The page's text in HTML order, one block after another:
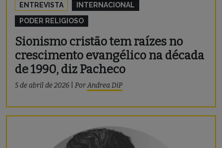
ENTREVISTA
INTERNACIONAL
PODER RELIGIOSO
Sionismo cristão tem raízes no
crescimento evangélico na década
de 1990, diz Pacheco
5 de abril de 2026 PorAndrea DiP